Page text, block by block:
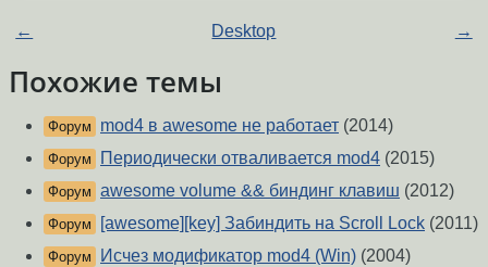
← Desktop →
Похожие темы
Форум mod4 в awesome не работает (2014)
Форум Периодически отваливается mod4 (2015)
Форум awesome volume && биндинг клавиш (2012)
Форум [awesome][key] Забиндить на Scroll Lock (2011)
Форум Исчез модификатор mod4 (Win) (2004)